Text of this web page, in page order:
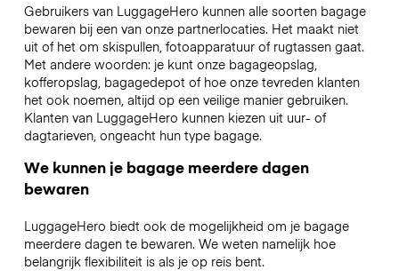
Gebruikers van LuggageHero kunnen alle soorten bagage
bewaren bij een van onze partnerlocaties. Het maakt niet
uit of het om skispullen, fotoapparatuur of rugtassen gaat.
Met andere woorden: je kunt onze bagageopslag,
kofferopslag, bagagedepot of hoe onze tevreden klanten
het ook noemen, altijd op een veilige manier gebruiken.
Klanten van LuggageHero kunnen kiezen uit uur- of
dagtarieven, ongeacht hun type bagage.
We kunnen je bagage meerdere dagen
bewaren
LuggageHero biedt ook de mogelijkheid om je bagage
meerdere dagen te bewaren. We weten namelijk hoe
belangrijk flexibiliteit is als je op reis bent.